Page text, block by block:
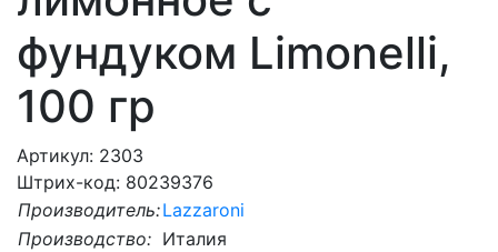
фундуком Limonelli,
100 гр
Артикул: 2303
Штрих-код: 80239376
Производитель:Lazzaroni
Производство: Италия